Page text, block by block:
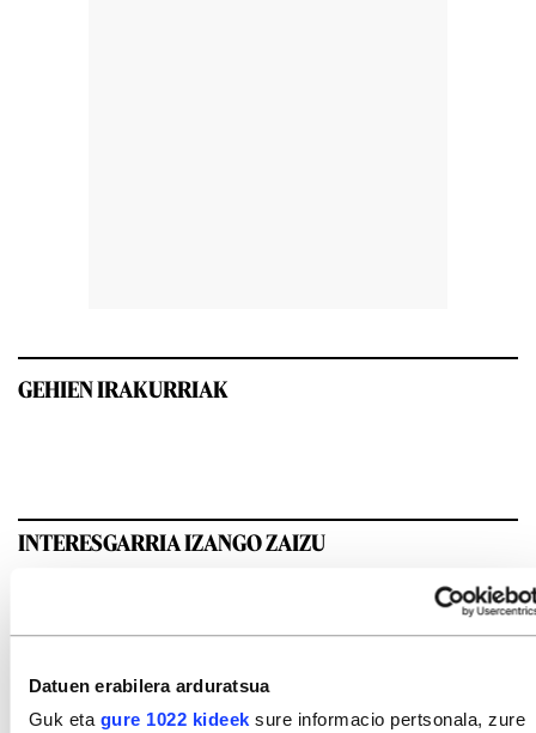
Datuen erabilera arduratsua
Guk eta gure 1022 kideek sure informacio pertsonala, zure
GEHIEN IRAKURRIAK
INTERESGARRIA IZANGO ZAIZU